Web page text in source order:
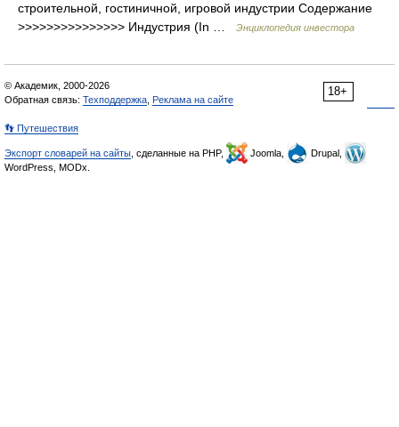
строительной, гостиничной, игровой индустрии Содержание
>>>>>>>>>>>>>>> Индустрия (In …
Энциклопедия инвестора
18+
© Академик, 2000-2026
Обратная связь: Техподдержка Реклама на сайте
👣 Путешествия
Экспорт словарей на сайты , сделанные на PHP, Joomla,
Drupal,
WordPress, MODx.